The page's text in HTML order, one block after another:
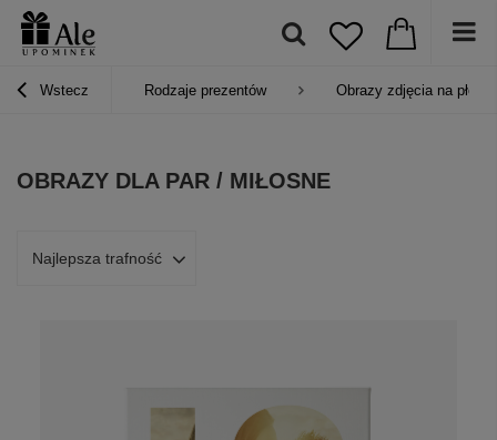
Wstecz Rodzaje prezentów Obrazy zdjęcia na
OBRAZY DLA PAR / MIŁOSNE
Najlepsza trafność